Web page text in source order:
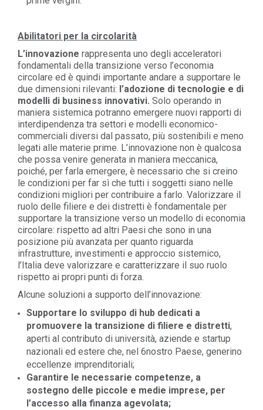
Abilitatori per la circolarità
L’innovazione rappresenta uno degli acceleratori
fondamentali della transizione verso l’economia
circolare ed è quindi importante andare a supportare le
due dimensioni rilevanti: l’adozione di tecnologie e di
modelli di business innovativi. Solo operando in
maniera sistemica potranno emergere nuovi rapporti di
interdipendenza tra settori e modelli economico-
commerciali diversi dal passato, più sostenibili e meno
legati alle materie prime. L’innovazione non è qualcosa
che possa venire generata in maniera meccanica,
poiché, per farla emergere, è necessario che si creino
le condizioni per far sì che tutti i soggetti siano nelle
condizioni migliori per contribuire a farlo. Valorizzare il
ruolo delle filiere e dei distretti è fondamentale per
supportare la transizione verso un modello di economia
circolare: rispetto ad altri Paesi che sono in una
posizione più avanzata per quanto riguarda
infrastrutture, investimenti e approccio sistemico,
l’Italia deve valorizzare e caratterizzare il suo ruolo
rispetto ai propri punti di forza.
Alcune soluzioni a supporto dell’innovazione:
Supportare lo sviluppo di hub dedicati a
promuovere la transizione di filiere e distretti,
aperti al contributo di università, aziende e startup
nazionali ed estere che, nel 6nostro Paese, generino
eccellenze imprenditoriali;
Garantire le necessarie competenze, a
sostegno delle piccole e medie imprese, per
l’accesso alla finanza agevolata;